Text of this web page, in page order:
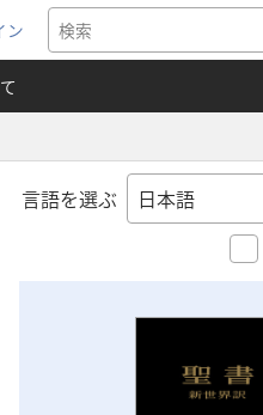
ン
言語を選ぶ